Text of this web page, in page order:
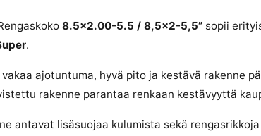
8.5×2.00-5.5 / 8,5×2-5,5” sopii
.
ajotuntuma, hyvä pito ja kestävä rakenne
rakenne parantaa renkaan kestävyyttä
antavat lisäsuojaa kulumista sekä